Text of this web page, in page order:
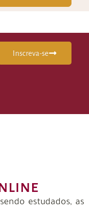
Inscreva-se
estudados, as